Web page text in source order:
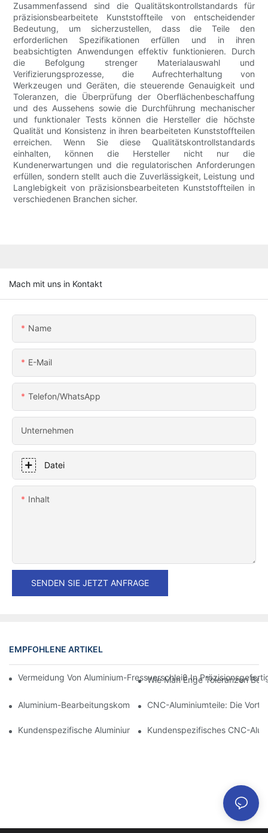
Zusammenfassend sind die Qualitätskontrollstandards für
präzisionsbearbeitete Kunststoffteile von entscheidender
Bedeutung, um sicherzustellen, dass die Teile den
erforderlichen Spezifikationen erfüllen und in ihren
beabsichtigten Anwendungen effektiv funktionieren. Durch
die Befolgung strenger Materialauswahl und
Verifizierungsprozesse, die Aufrechterhaltung von
Werkzeugen und Geräten, die steuerende Genauigkeit und
Toleranzen, die Überprüfung der Oberflächenbeschaffung
und des Aussehens sowie die Durchführung mechanischer
und funktionaler Tests können die Hersteller die höchste
Qualität und Konsistenz in ihren bearbeiteten Kunststoffteilen
erreichen. Wenn Sie diese Qualitätskontrollstandards
einhalten, können die Hersteller nicht nur die
Kundenerwartungen und die regulatorischen Anforderungen
erfüllen, sondern stellt auch die Zuverlässigkeit, Leistung und
Langlebigkeit von präzisionsbearbeiteten Kunststoffteilen in
verschiedenen Branchen sicher.
Mach mit uns in Kontakt
Name
E-Mail
Telefon/WhatsApp
Unternehmen
Datei
Inhalt
SENDEN SIE JETZT ANFRAGE
EMPFOHLENE ARTIKEL
Vermeidung Von Aluminium-Fressverschleiß In
Wie Man Enge Toleranzen
Aluminium-Bearbeitungskomponenten: Anpassung Für
CNC-Aluminiumteile: Die
Kundenspezifische Aluminiumbearbeitung: Entdecken Sie Die
Kundenspezifisches CNC-